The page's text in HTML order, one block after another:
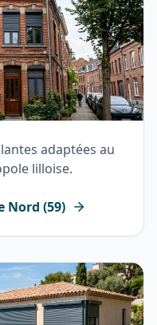
adaptées au
lilloise.
Nord (59)